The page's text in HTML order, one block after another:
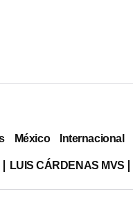
México Internacional
LUIS CÁRDENAS MVS